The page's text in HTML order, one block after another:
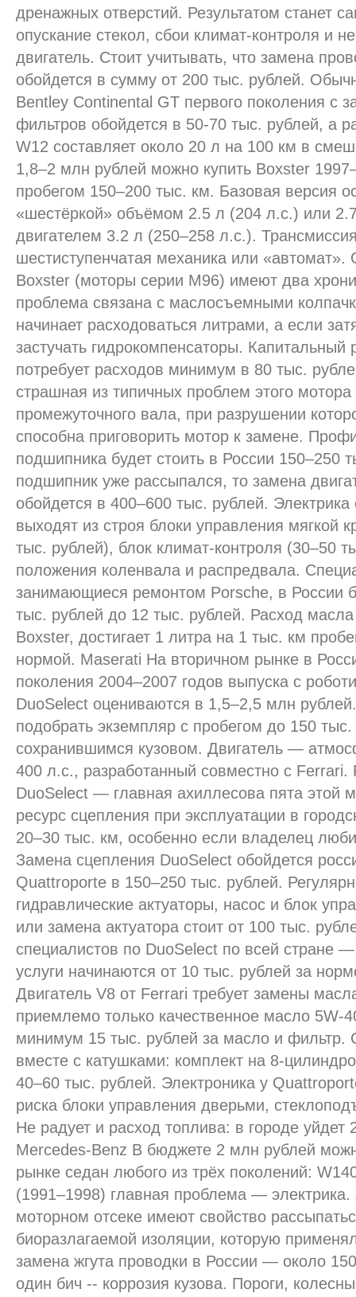
дренажных отверстий. Результатом станет
опускание стекол, сбои климат-контроля и
двигатель. Стоит учитывать, что замена
обойдется в сумму от 200 тыс. рублей.
Bentley Continental GT первого поколения с
фильтров обойдется в 50-70 тыс. рублей, а
W12 составляет около 20 л на 100 км в
1,8–2 млн рублей можно купить Boxster
пробегом 150–200 тыс. км. Базовая версия
«шестёркой» объёмом 2.5 л (204 л.с.) или
двигателем 3.2 л (250–258 л.с.).
шестиступенчатая механика или «автомат».
Boxster (моторы серии M96) имеют два
проблема связана с маслосъемными
начинает расходоваться литрами, а если
застучать гидрокомпенсаторы. Капитальный
потребует расходов минимум в 80 тыс.
страшная из типичных проблем этого
промежуточного вала, при разрушении
способна приговорить мотор к замене.
подшипника будет стоить в России 150–250
подшипник уже рассыпался, то замена
обойдется в 400–600 тыс. рублей.
выходят из строя блоки управления
тыс. рублей), блок климат-контроля (30–50
положения коленвала и распредвала.
занимающиеся ремонтом Porsche, в России
тыс. рублей до 12 тыс. рублей. Расход масла
Boxster, достигает 1 литра на 1 тыс. км
нормой. Maserati На вторичном рынке в
поколения 2004–2007 годов выпуска с
DuoSelect оцениваются в 1,5–2,5 млн
подобрать экземпляр с пробегом до 150
сохранившимся кузовом. Двигатель —
400 л.с., разработанный совместно с Ferrari.
DuoSelect — главная ахиллесова пята этой
ресурс сцепления при эксплуатации в
20–30 тыс. км, особенно если владелец
Замена сцепления DuoSelect обойдется
Quattroporte в 150–250 тыс. рублей.
гидравлические актуаторы, насос и блок
или замена актуатора стоит от 100 тыс.
специалистов по DuoSelect по всей стране
услуги начинаются от 10 тыс. рублей за
Двигатель V8 от Ferrari требует замены
приемлемо только качественное масло 5W-
минимум 15 тыс. рублей за масло и фильтр.
вместе с катушками: комплект на 8-
40–60 тыс. рублей. Электроника у
риска блоки управления дверьми,
Не радует и расход топлива: в городе
Mercedes-Benz В бюджете 2 млн рублей
рынке седан любого из трёх поколений:
(1991–1998) главная проблема —
моторном отсеке имеют свойство
биоразлагаемой изоляции, которую
замена жгута проводки в России — около
один бич -- коррозия кузова. Пороги,